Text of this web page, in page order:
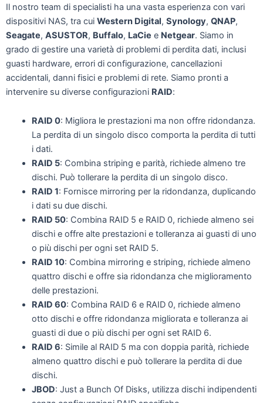
Il nostro team di specialisti ha una vasta esperienza con vari
dispositivi NAS, tra cui Western Digital, Synology, QNAP,
Seagate, ASUSTOR, Buffalo, LaCie e Netgear. Siamo in
grado di gestire una varietà di problemi di perdita dati, inclusi
guasti hardware, errori di configurazione, cancellazioni
accidentali, danni fisici e problemi di rete. Siamo pronti a
intervenire su diverse configurazioni RAID:
RAID 0: Migliora le prestazioni ma non offre ridondanza.
La perdita di un singolo disco comporta la perdita di tutti
i dati.
RAID 5: Combina striping e parità, richiede almeno tre
dischi. Può tollerare la perdita di un singolo disco.
RAID 1: Fornisce mirroring per la ridondanza, duplicando
i dati su due dischi.
RAID 50: Combina RAID 5 e RAID 0, richiede almeno sei
dischi e offre alte prestazioni e tolleranza ai guasti di uno
o più dischi per ogni set RAID 5.
RAID 10: Combina mirroring e striping, richiede almeno
quattro dischi e offre sia ridondanza che miglioramento
delle prestazioni.
RAID 60: Combina RAID 6 e RAID 0, richiede almeno
otto dischi e offre ridondanza migliorata e tolleranza ai
guasti di due o più dischi per ogni set RAID 6.
RAID 6: Simile al RAID 5 ma con doppia parità, richiede
almeno quattro dischi e può tollerare la perdita di due
dischi.
JBOD: Just a Bunch Of Disks, utilizza dischi indipendenti